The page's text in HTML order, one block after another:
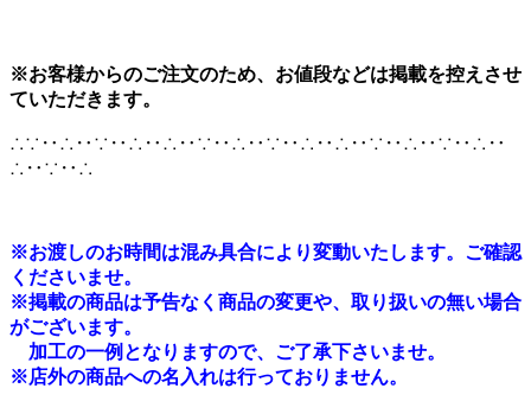
※お客様からのご注文のため、お値段などは掲載を控えさせ
ていただきます。
∴∵‥∴‥∵‥∴‥∴‥∵‥∴‥∵‥∴‥∴‥∵‥∴‥∵‥∴‥
∴‥∵‥∴
※お渡しのお時間は混み具合により変動いたします。ご確認
くださいませ。
※掲載の商品は予告なく商品の変更や、取り扱いの無い場合
がございます。
加工の一例となりますので、ご了承下さいませ。
※店外の商品への名入れは行っておりません。